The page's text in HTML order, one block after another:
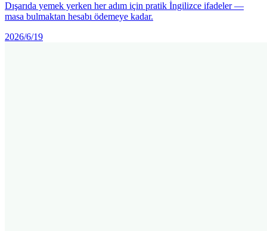
Dışarıda yemek yerken her adım için pratik İngilizce ifadeler —
masa bulmaktan hesabı ödemeye kadar.
2026/6/19